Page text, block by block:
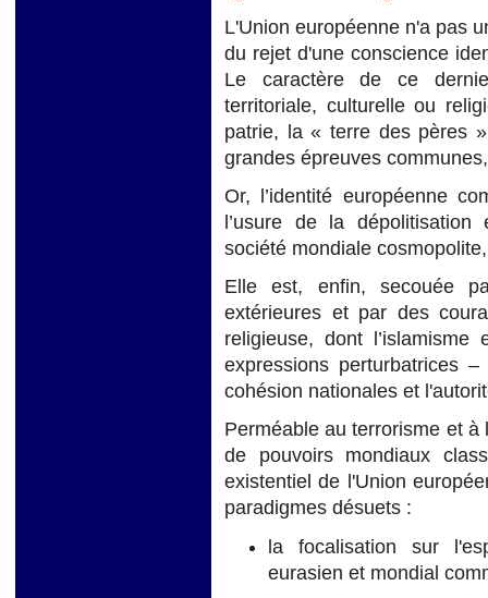
L'Union européenne n'a pas
du rejet d'une conscience
Le caractère de ce
territoriale, culturelle ou
patrie, la « terre des pères
grandes épreuves
Or, l’identité européenne
l’usure de la dépolitisation
société mondiale
Elle est, enfin, secouée
extérieures et par des
religieuse, dont
expressions perturbatrices
cohésion nationales et
Perméable au terrorisme et à
de pouvoirs mondiaux
existentiel de l'Union
paradigmes désuets :
la focalisation sur
eurasien et mondial